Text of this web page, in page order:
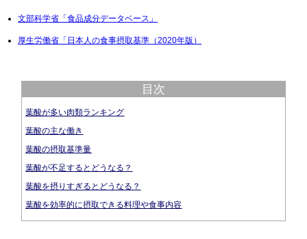
文部科学省「食品成分データベース」
厚生労働省「日本人の食事摂取基準（2020年版）
目次
葉酸が多い肉類ランキング
葉酸の主な働き
葉酸の摂取基準量
葉酸が不足するとどうなる？
葉酸を摂りすぎるとどうなる？
葉酸を効率的に摂取できる料理や食事内容